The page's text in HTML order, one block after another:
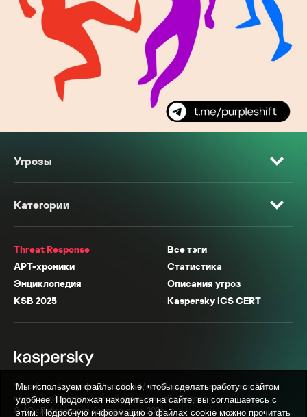
Угрозы
Категории
Threat Response
Все тэги
APT-хроники
Статистика
Энциклопедия
Описания угроз
KSB 2025
Kaspersky ICS CERT
* Facebook, Instagram, WhatsApp, Meta AI принадлежат компании Meta,
признанной экстремистской организацией в России.
© АО «Лаборатория Касперского», 2026.
Мы используем файлы cookie, чтобы сделать работу с сайтом
удобнее. Продолжая находиться на сайте, вы соглашаетесь с
этим. Подробную информацию о файлах cookie можно прочитать